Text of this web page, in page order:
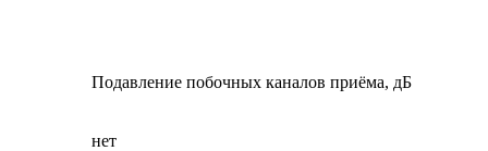
Подавление побочных каналов приёма, дБ
нет